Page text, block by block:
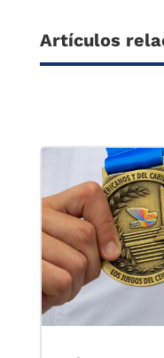
Artículos